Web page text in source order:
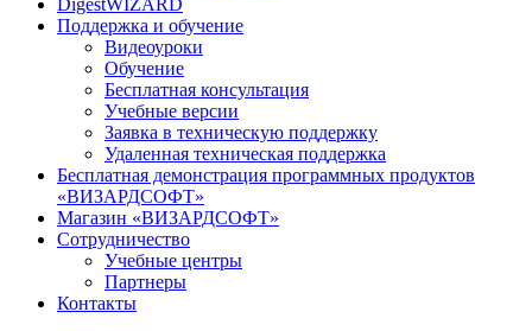
Поддержка и обучение
Видеоуроки
Обучение
Бесплатная консультация
Учебные версии
Заявка в техническую поддержку
Удаленная техническая поддержка
Бесплатная демонстрация программных продуктов
«ВИЗАРДСОФТ»
Магазин «ВИЗАРДСОФТ»
Сотрудничество
Учебные центры
Партнеры
Контакты